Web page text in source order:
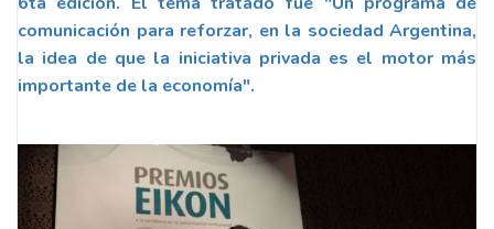
comunicación para reforzar, en la sociedad Argentina,
la idea de que la iniciativa privada es el motor más
importante de la economía".